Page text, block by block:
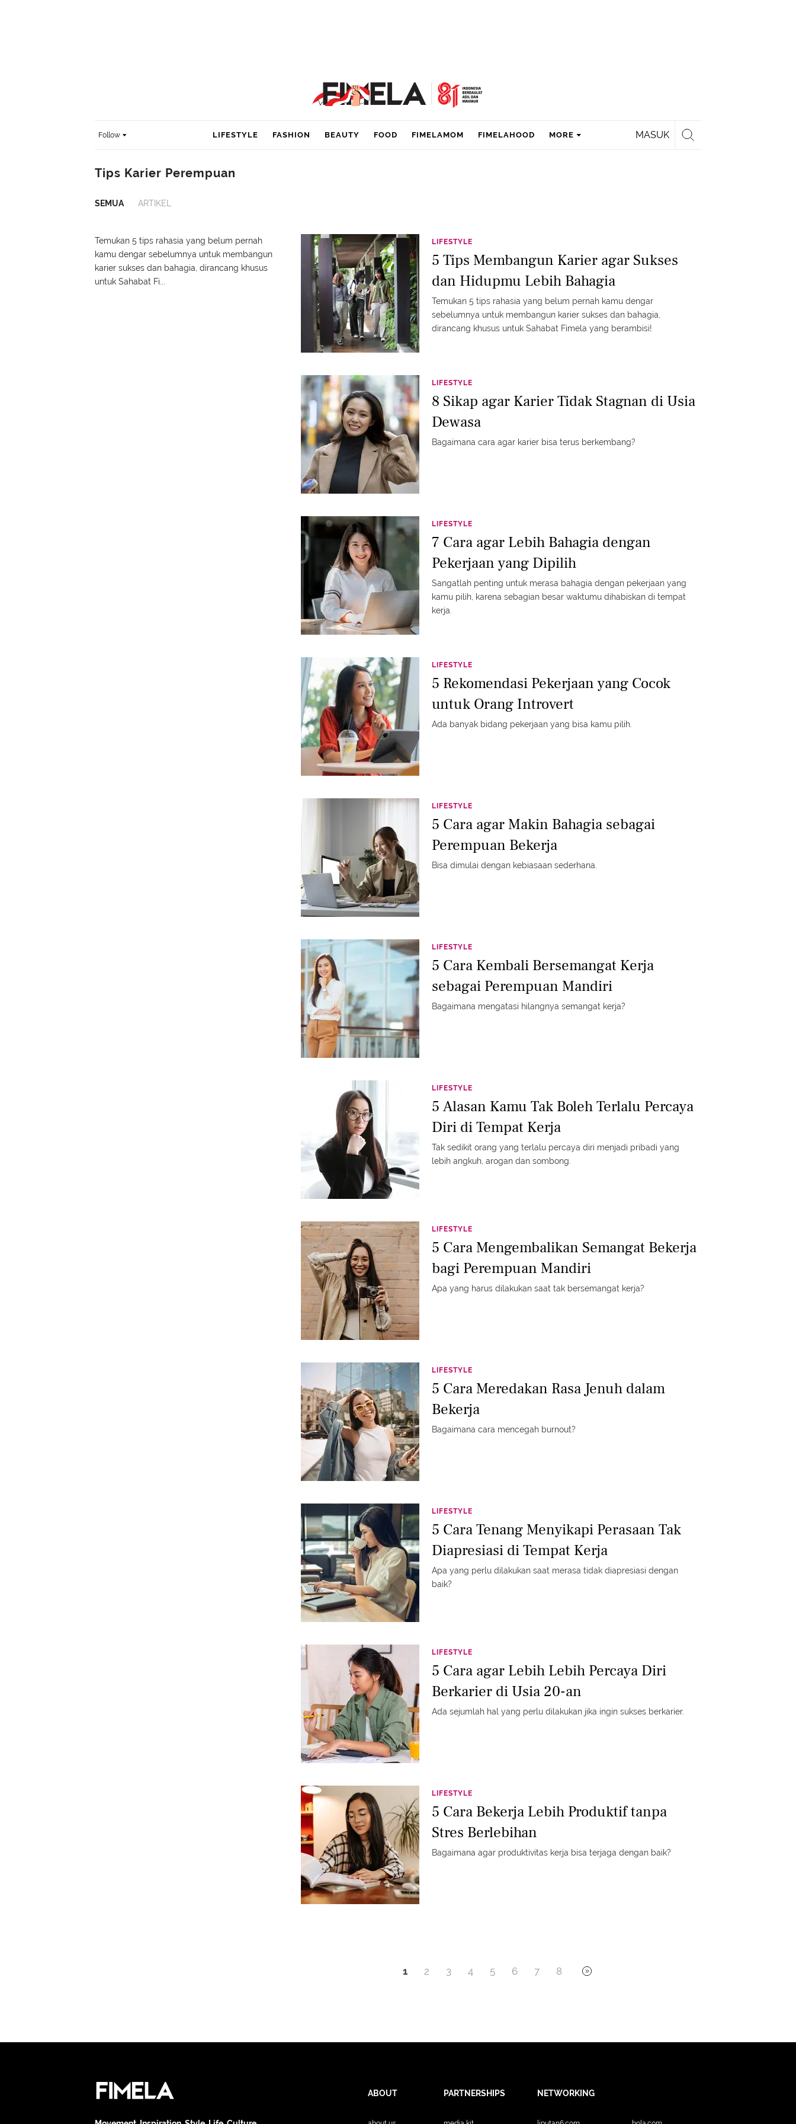
Follow MASUK
LIFESTYLE FASHION BEAUTY FOOD FIMELAMOM FIMELAHOOD MORE
Tips Karier Perempuan
SEMUA ARTIKEL
Temukan 5 tips rahasia yang belum pernah
kamu dengar sebelumnya untuk membangun
karier sukses dan bahagia, dirancang khusus
untuk Sahabat Fi...
LIFESTYLE
5 Tips Membangun Karier agar Sukses
dan Hidupmu Lebih Bahagia
Temukan 5 tips rahasia yang belum pernah kamu dengar
sebelumnya untuk membangun karier sukses dan bahagia,
dirancang khusus untuk Sahabat Fimela yang berambisi!
LIFESTYLE
8 Sikap agar Karier Tidak Stagnan di Usia
Dewasa
Bagaimana cara agar karier bisa terus berkembang?
LIFESTYLE
7 Cara agar Lebih Bahagia dengan
Pekerjaan yang Dipilih
Sangatlah penting untuk merasa bahagia dengan pekerjaan yang
kamu pilih, karena sebagian besar waktumu dihabiskan di tempat
kerja.
LIFESTYLE
5 Rekomendasi Pekerjaan yang Cocok
untuk Orang Introvert
Ada banyak bidang pekerjaan yang bisa kamu pilih.
LIFESTYLE
5 Cara agar Makin Bahagia sebagai
Perempuan Bekerja
Bisa dimulai dengan kebiasaan sederhana.
LIFESTYLE
5 Cara Kembali Bersemangat Kerja
sebagai Perempuan Mandiri
Bagaimana mengatasi hilangnya semangat kerja?
LIFESTYLE
5 Alasan Kamu Tak Boleh Terlalu Percaya
Diri di Tempat Kerja
Tak sedikit orang yang terlalu percaya diri menjadi pribadi yang
lebih angkuh, arogan dan sombong.
LIFESTYLE
5 Cara Mengembalikan Semangat Bekerja
bagi Perempuan Mandiri
Apa yang harus dilakukan saat tak bersemangat kerja?
LIFESTYLE
5 Cara Meredakan Rasa Jenuh dalam
Bekerja
Bagaimana cara mencegah burnout?
LIFESTYLE
5 Cara Tenang Menyikapi Perasaan Tak
Diapresiasi di Tempat Kerja
Apa yang perlu dilakukan saat merasa tidak diapresiasi dengan
baik?
LIFESTYLE
5 Cara agar Lebih Lebih Percaya Diri
Berkarier di Usia 20-an
Ada sejumlah hal yang perlu dilakukan jika ingin sukses berkarier.
LIFESTYLE
5 Cara Bekerja Lebih Produktif tanpa
Stres Berlebihan
Bagaimana agar produktivitas kerja bisa terjaga dengan baik?
1 2 3 4 5 6 7 8
ABOUT PARTNERSHIPS NETWORKING